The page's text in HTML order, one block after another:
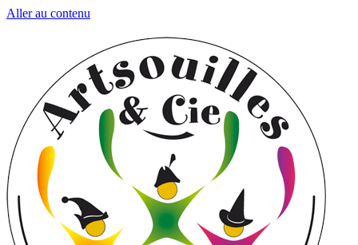
Aller au contenu